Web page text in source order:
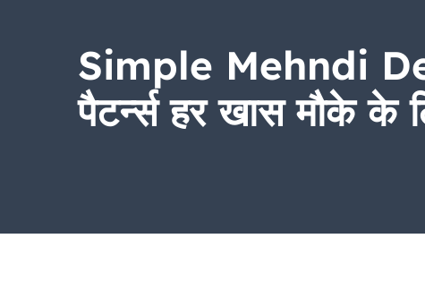
Simple Mehndi
पैटर्न्स हर खास मौके के